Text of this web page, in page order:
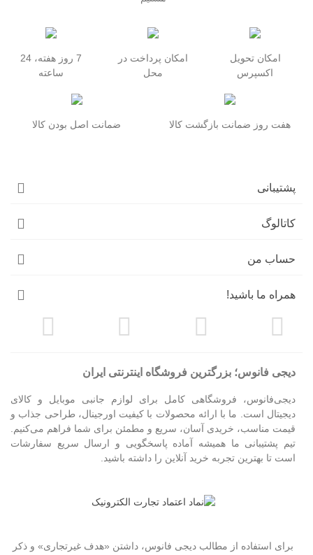
امکان تحویل
اکسپرس
امکان پرداخت در
محل
7 روز هفته، 24
ساعته
هفت روز ضمانت بازگشت کالا ضمانت اصل بودن کالا
پشتیبانی
کاتالوگ
حساب من
همراه ما باشید!
دیجی فانوس؛ بزرگترین فروشگاه اینترنتی ایران
دیجی‌فانوس، فروشگاهی کامل برای لوازم جانبی موبایل و کالای
دیجیتال است. ما با ارائه محصولات با کیفیت اورجینال، طراحی جذاب و
قیمت مناسب، خریدی آسان، سریع و مطمئن برای شما فراهم می‌کنیم.
تیم پشتیبانی ما همیشه آماده پاسخگویی و ارسال سریع سفارشات
است تا بهترین تجربه خرید آنلاین را داشته باشید.
برای استفاده از مطالب دیجی فانوس، داشتن «هدف غیرتجاری» و ذکر